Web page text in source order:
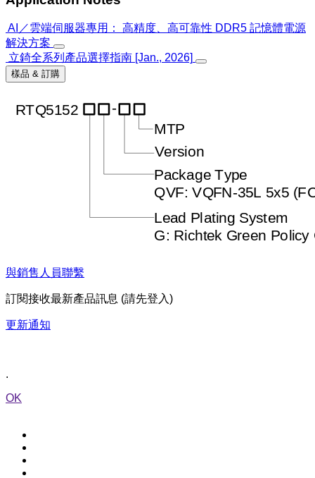
AI／雲端伺服器專用： 高精度、高可靠性 DDR5 記憶體電源
解決方案
立錡全系列產品選擇指南 [Jan., 2026]
樣品 & 訂購
與銷售人員聯繫
訂閱接收最新產品訊息 (請先登入)
更新通知
.
OK